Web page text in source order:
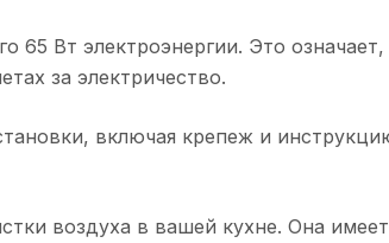
65 Вт электроэнергии. Это
за электричество.
включая крепеж и
воздуха в вашей кухне. Она